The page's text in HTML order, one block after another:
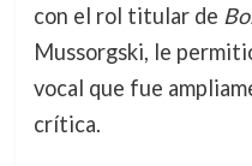
con el rol titular de
Mussorgski, le
vocal que fue
crítica.